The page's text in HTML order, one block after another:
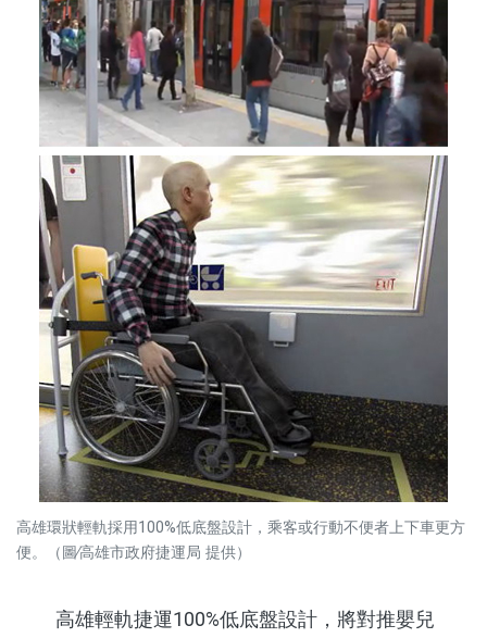
高雄環狀輕軌採用100%低底盤設計，乘客或行動不便者上下車更方
便。（圖∕高雄市政府捷運局 提供）
高雄輕軌捷運100%低底盤設計，將對推嬰兒